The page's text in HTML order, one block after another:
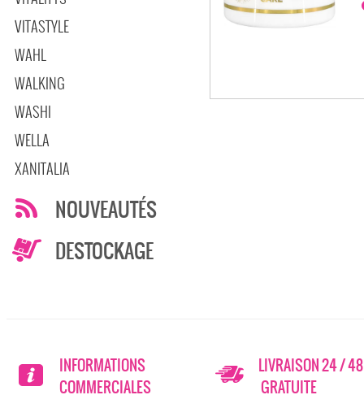
VITASTYLE
WAHL
WALKING
WASHI
WELLA
XANITALIA
NOUVEAUTÉS
DESTOCKAGE
INFORMATIONS
COMMERCIALES
LIVRAISON 24 /
GRATUITE